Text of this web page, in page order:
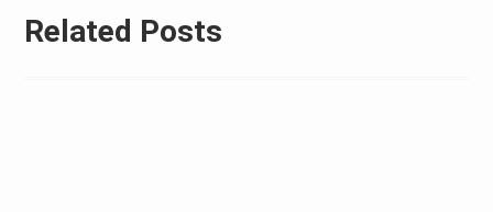
Related Posts